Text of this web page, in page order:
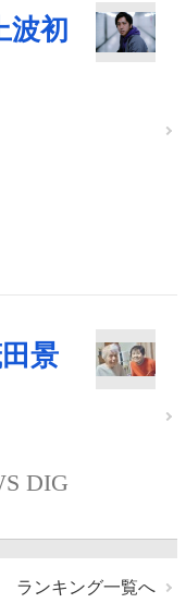
波初
景
DIG
ランキング一覧へ